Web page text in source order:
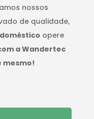
nossos
de qualidade,
opere
a Wandertec
mesmo!